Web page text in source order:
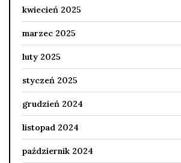
kwiecień 2025
marzec 2025
luty 2025
styczeń 2025
grudzień 2024
listopad 2024
październik 2024